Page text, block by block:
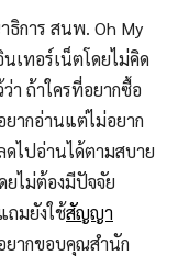
การ สนพ. Oh My
เทอร์เน็ตโดยไม่คิด
า ถ้าใครที่อยากซื้อ
ยากอ่านแต่ไม่อยาก
ดไปอ่านได้ตามสบาย
ยไม่ต้องมีปัจจัย
ถมยังใช้สัญญา
ยากขอบคุณสำนัก